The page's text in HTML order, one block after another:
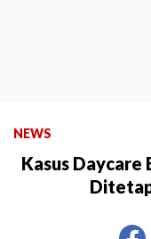
NEWS
Kasus Daycare